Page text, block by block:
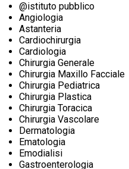
@istituto pubblico
Angiologia
Astanteria
Cardiochirurgia
Cardiologia
Chirurgia Generale
Chirurgia Maxillo Facciale
Chirurgia Pediatrica
Chirurgia Plastica
Chirurgia Toracica
Chirurgia Vascolare
Dermatologia
Ematologia
Emodialisi
Gastroenterologia